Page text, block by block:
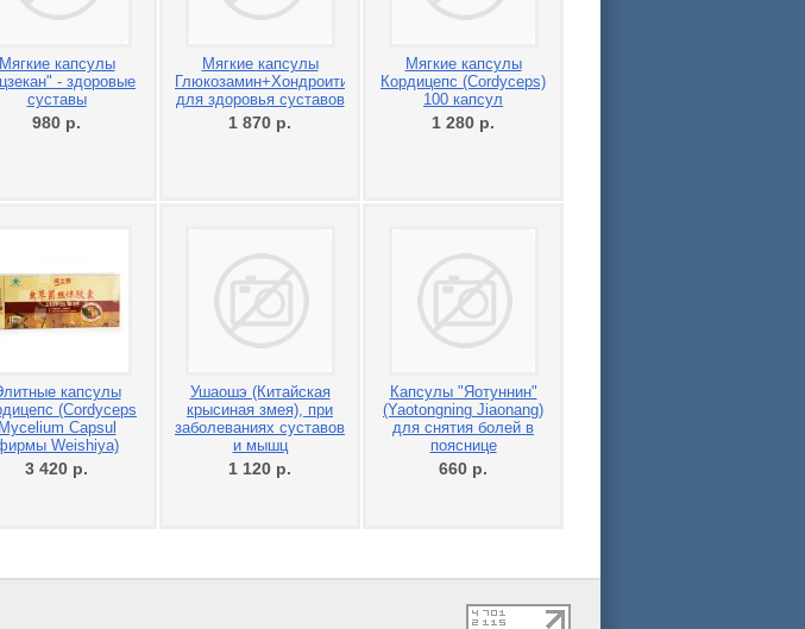
Мягкие капсулы
- здоровые
суставы
980 р.
Мягкие капсулы
Глюкозамин+Хондроитин+Кальций
для здоровья суставов
1 870 р.
Мягкие капсулы
Кордицепс (Cordyceps)
100 капсул
1 280 р.
капсулы
(Cordyceps
Mycelium Capsul
Weishiya)
3 420 р.
Ушаошэ (Китайская
крысиная змея), при
заболеваниях суставов
и мышц
1 120 р.
Капсулы "Яотуннин"
(Yaotongning Jiaonang)
для снятия болей в
пояснице
660 р.